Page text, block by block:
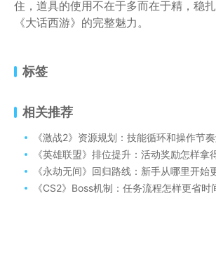
住，道具的使用不在于多而在于精，稳
《大话西游》的完整魅力。
标签
相关推荐
《激战2》资源规划：技能循环和操作节
《英雄联盟》排位提升：活动奖励怎样拿
《永劫无间》回归路线：新手从哪里开始
《CS2》Boss机制：任务流程怎样更省时